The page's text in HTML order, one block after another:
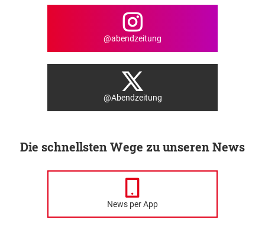
@abendzeitung
@Abendzeitung
Die schnellsten Wege zu unseren News
News per App